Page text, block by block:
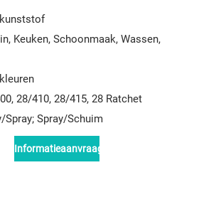
Keuken, Schoonmaak, Wassen,
28/410, 28/415, 28 Ratchet
Spray; Spray/Schuim
Informatieaanvraag